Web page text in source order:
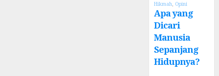
Hikmah, Opini
Apa yang
Dicari
Manusia
Sepanjang
Hidupnya?